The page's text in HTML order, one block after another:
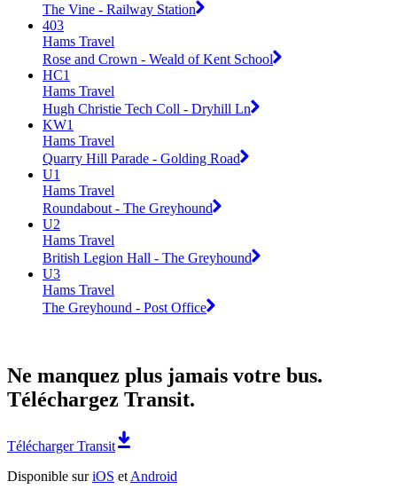
The Vine - Railway Station
403
Hams Travel
Rose and Crown - Weald of Kent School
HC1
Hams Travel
Hugh Christie Tech Coll - Dryhill Ln
KW1
Hams Travel
Quarry Hill Parade - Golding Road
U1
Hams Travel
Roundabout - The Greyhound
U2
Hams Travel
British Legion Hall - The Greyhound
U3
Hams Travel
The Greyhound - Post Office
Ne manquez plus jamais votre bus.
Téléchargez Transit.
Télécharger Transit
Disponible suriOS et Android